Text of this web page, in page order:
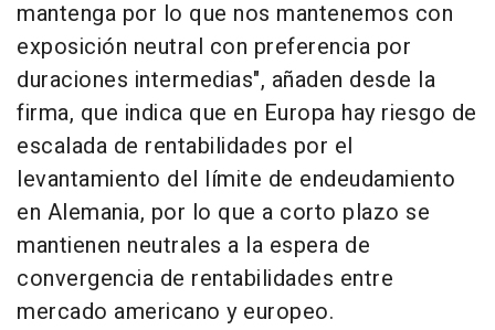
mantenga por lo que nos mantenemos con
exposición neutral con preferencia por
duraciones intermedias", añaden desde la
firma, que indica que en Europa hay riesgo de
escalada de rentabilidades por el
levantamiento del límite de endeudamiento
en Alemania, por lo que a corto plazo se
mantienen neutrales a la espera de
convergencia de rentabilidades entre
mercado americano y europeo.